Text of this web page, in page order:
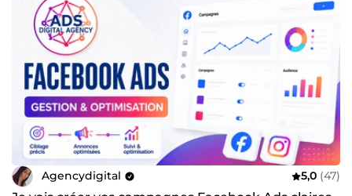
Agencydigital 5,0 (47)